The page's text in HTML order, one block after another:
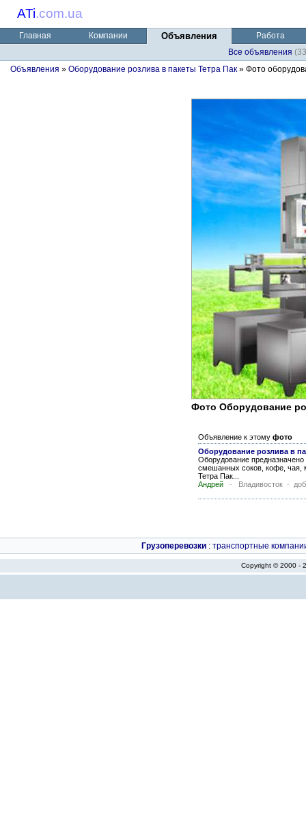
ATi.com.ua
Главная Компании Объявления
Работа
Все объявления
Объявления » Оборудование розлива в пакеты Тетра Пак » Фото
Фото Оборудование
Объявление к этому фото
Оборудование розлива в
Оборудование предназначено
смешанных соков, кофе, чая,
Тетра Пак...
Андрей - Владивосток -
Грузоперевозки : транспортные
Copyright © 2000 -